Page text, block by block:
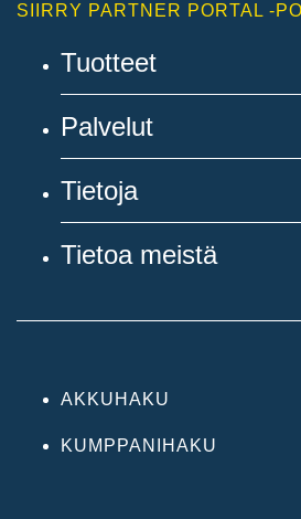
SIIRRY PARTNER PORTAL -
Tuotteet
Palvelut
Tietoja
Tietoa meistä
AKKUHAKU
KUMPPANIHAKU